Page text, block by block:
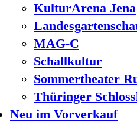
KulturArena Jena
MAG-C
Schallkultur
Sommertheater
Thüringer
Neu im Vorverkauf